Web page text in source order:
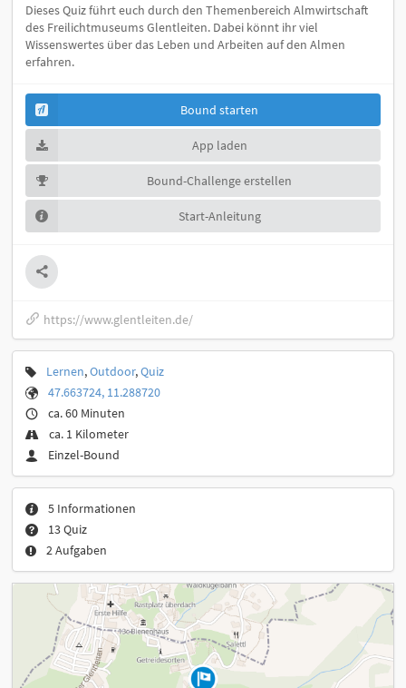
Dieses Quiz führt euch durch den Themenbereich Almwirtschaft
des Freilichtmuseums Glentleiten. Dabei könnt ihr viel
Wissenswertes über das Leben und Arbeiten auf den Almen
erfahren.
Bound starten
App laden
Bound-Challenge erstellen
Start-Anleitung
https://www.glentleiten.de/
Lernen,Outdoor,Quiz
47.663724, 11.288720
ca. 60 Minuten
ca. 1 Kilometer
Einzel-Bound
5 Informationen
13 Quiz
2 Aufgaben